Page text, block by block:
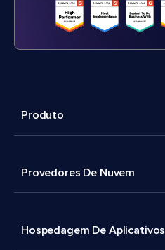
Produto
Provedores De Nuvem
Hospedagem De Aplicativos